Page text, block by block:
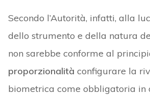
Secondo l’Autorità, infatti, alla
dello strumento e della natura
non sarebbe conforme al
proporzionalità configurare la
biometrica come obbligatoria in